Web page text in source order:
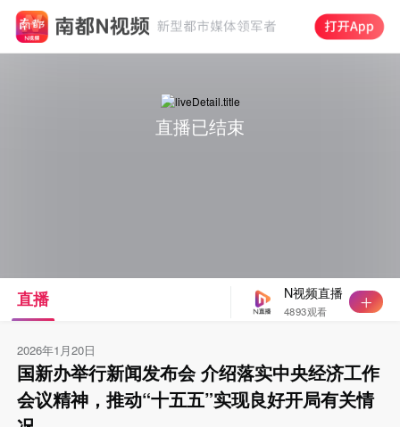
直播已结束
N视频直播
4893观看
直播
2026年1月20日
国新办举行新闻发布会 介绍落实中央经济工作
会议精神，推动“十五五”实现良好开局有关情